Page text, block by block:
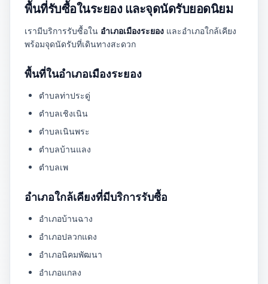
พื้นที่รับซื้อในระยอง และจุดนัดรับยอดนิยม
เรามีบริการรับซื้อใน อำเภอเมืองระยอง และอำเภอใกล้เคียง
พร้อมจุดนัดรับที่เดินทางสะดวก
พื้นที่ในอำเภอเมืองระยอง
ตำบลท่าประดู่
ตำบลเชิงเนิน
ตำบลเนินพระ
ตำบลบ้านแลง
ตำบลเพ
อำเภอใกล้เคียงที่มีบริการรับซื้อ
อำเภอบ้านฉาง
อำเภอปลวกแดง
อำเภอนิคมพัฒนา
อำเภอแกลง